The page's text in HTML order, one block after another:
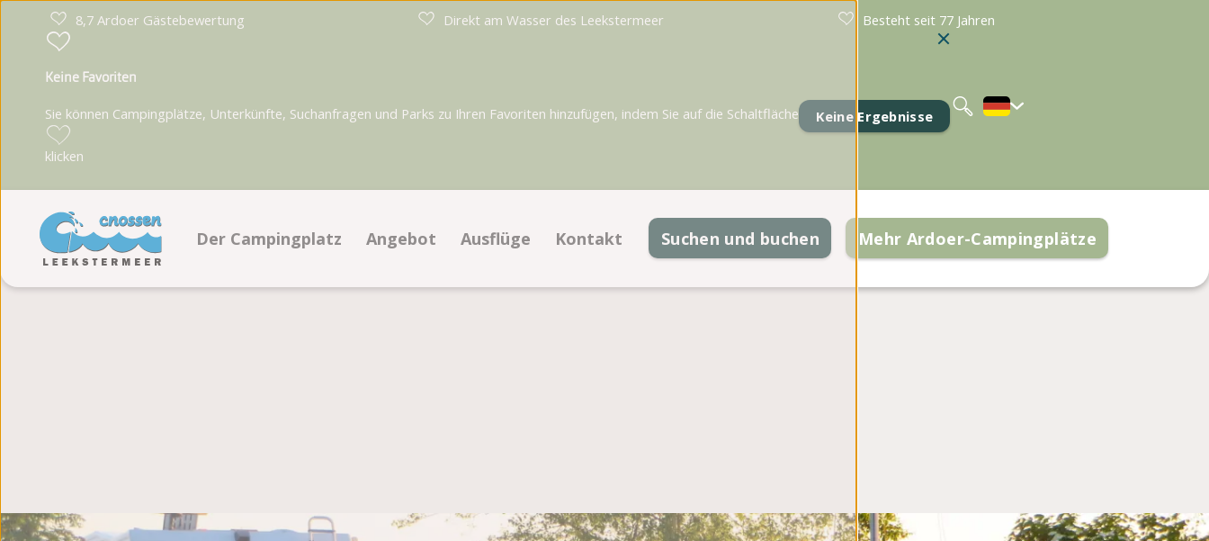
8,7 Ardoer Gästebewertung Direkt am Wasser des Leekstermeer Besteht seit 77 Jahren
Keine Ergebnisse
Keine Favoriten
Sie können Campingplätze, Unterkünfte, Suchanfragen und Parks zu Ihren Favoriten hinzufügen, indem Sie auf die Schaltfläche
klicken
English
Der Campingplatz
Einrichtungen
Broschüre
Angebot
Stellplätze
Ausflüge Kontakt
Kontaktinformationen
Suchen und buchen Mehr Ardoer-Campingplätze